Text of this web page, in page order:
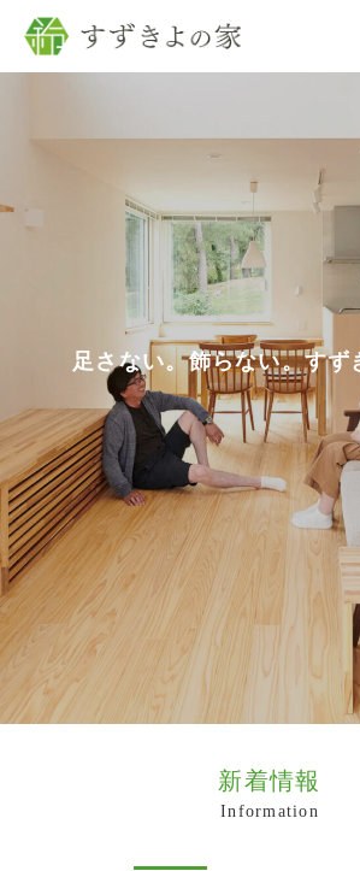
足 さない。飾らない。すず
新着情報
Information